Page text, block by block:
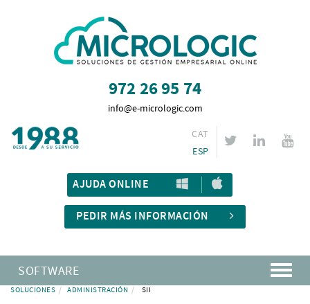
972 26 95 74
info@e-micrologic.com
CAT
ESP
AJUDA ONLINE
PEDIR MÁS INFORMACIÓN
SOFTWARE
SOLUCIONES ADMINISTRACIÓN SII